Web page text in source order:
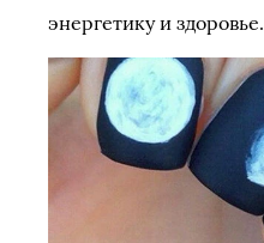
энергетику и здоровье.